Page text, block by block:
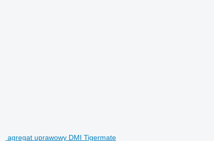
agregat uprawowy DMI Tigermate